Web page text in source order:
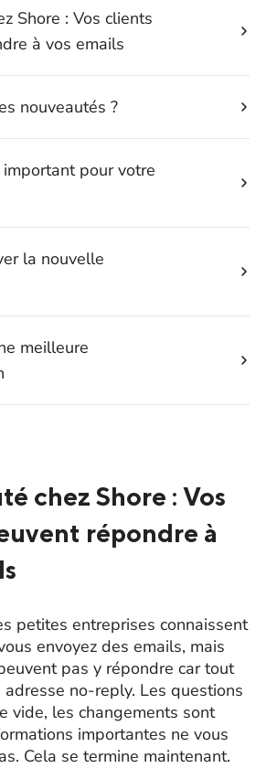
Shore : Vos clients
à vos emails
nouveautés ?
pour votre
la nouvelle
meilleure
chez Shore : Vos
répondre à
petites entreprises connaissent
envoyez des emails, mais
pas y répondre car tout
no-reply. Les questions
vide, les changements sont
importantes ne vous
Cela se termine maintenant.